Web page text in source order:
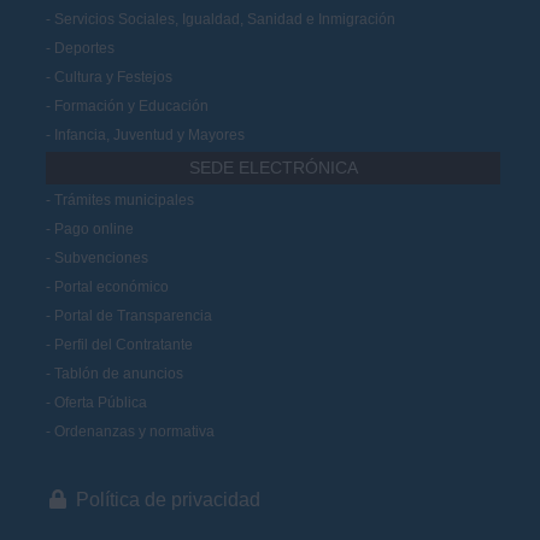
Servicios Sociales, Igualdad, Sanidad e Inmigración
Deportes
Cultura y Festejos
Formación y Educación
Infancia, Juventud y Mayores
SEDE ELECTRÓNICA
Trámites municipales
Pago online
Subvenciones
Portal económico
Portal de Transparencia
Perfil del Contratante
Tablón de anuncios
Oferta Pública
Ordenanzas y normativa
Política de privacidad